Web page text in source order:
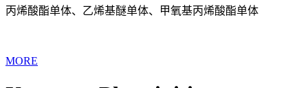
丙烯酸酯单体、乙烯基醚单体、甲氧基丙烯酸酯单体
MORE